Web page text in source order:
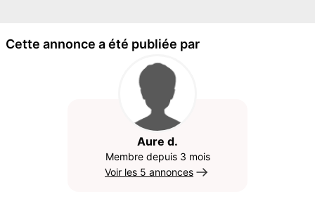
Cette annonce a été publiée par
Aure d.
Membre depuis 3 mois
Voir les 5 annonces